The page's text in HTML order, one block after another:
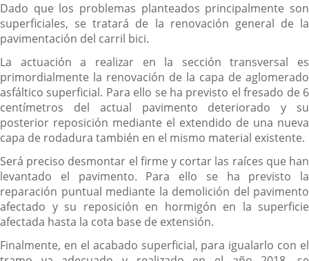
Dado que los problemas planteados principalmente son
superficiales, se tratará de la renovación general de la
pavimentación del carril bici.
La actuación a realizar en la sección transversal es
primordialmente la renovación de la capa de aglomerado
asfáltico superficial. Para ello se ha previsto el fresado de 6
centímetros del actual pavimento deteriorado y su
posterior reposición mediante el extendido de una nueva
capa de rodadura también en el mismo material existente.
Será preciso desmontar el firme y cortar las raíces que han
levantado el pavimento. Para ello se ha previsto la
reparación puntual mediante la demolición del pavimento
afectado y su reposición en hormigón en la superficie
afectada hasta la cota base de extensión.
Finalmente, en el acabado superficial, para igualarlo con el